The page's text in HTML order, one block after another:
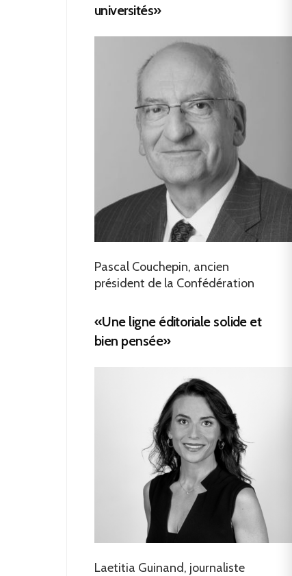
universités»
Pascal Couchepin, ancien
président de la Confédération
«Une ligne éditoriale solide et
bien pensée»
Laetitia Guinand, journaliste